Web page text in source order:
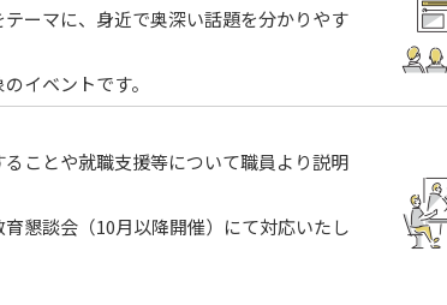
ーマに、身近で奥深い話題を分かりやす
イベントです。
ことや就職支援等について職員より説明
懇談会（10月以降開催）にて対応いたし